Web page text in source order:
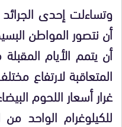
وتساءلت إحدى الجرائد
أن نتصور المواطن
أن يتمم الأيام
المتعاقبة لارتفاع